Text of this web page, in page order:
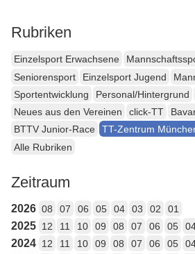
Rubriken
Einzelsport Erwachsene
Seniorensport
Einzelsport Jugend
Sportentwicklung
Personal/Hintergrund
Neues aus den Vereinen
click-TT
BTTV Junior-Race
TT-Zentrum
Alle Rubriken
Zeitraum
2026 08 07 06 05 04 03 02 01
2025 12 11 10 09 08 07 06 05
2024 12 11 10 09 08 07 06 05